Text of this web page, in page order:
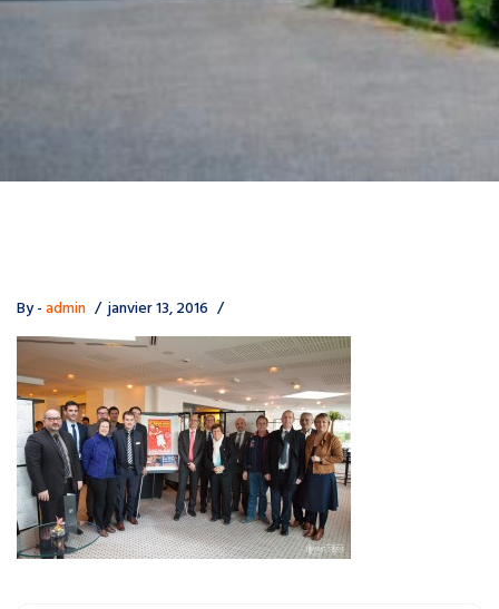
By -admin janvier 13, 2016